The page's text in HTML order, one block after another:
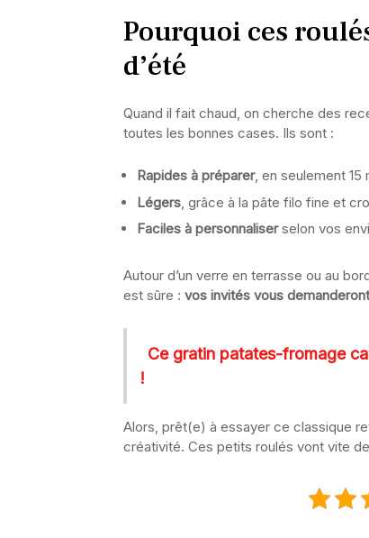
Pourquoi ces
d’été
Quand il fait chaud, on cherche des
toutes les bonnes cases. Ils sont :
Rapides à préparer, en seulement 15
Légers , grâce à la pâte filo fine et
Faciles à personnaliserselon vos
Autour d’un verre en terrasse ou au
est sûre : vos invités vous
Ce gratin patates-fromage
!
Alors, prêt(e) à essayer ce classique
créativité. Ces petits roulés vont vite